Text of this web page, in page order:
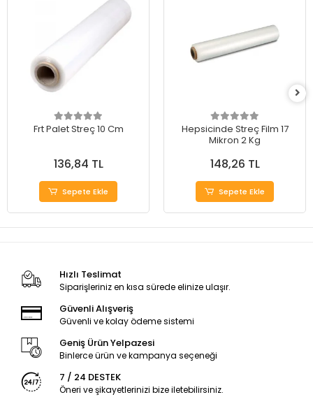
Frt Palet Streç 10 Cm
136,84 TL
Sepete Ekle
Hepsicinde Streç Film 17
Mikron 2 Kg
148,26 TL
Sepete Ekle
Hızlı Teslimat
Siparişleriniz en kısa sürede elinize ulaşır.
Güvenli Alışveriş
Güvenli ve kolay ödeme sistemi
Geniş Ürün Yelpazesi
Binlerce ürün ve kampanya seçeneği
7 / 24 DESTEK
Öneri ve şikayetlerinizi bize iletebilirsiniz.